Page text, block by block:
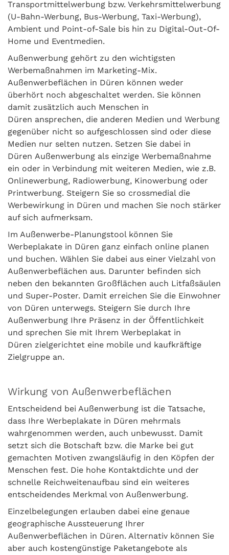
Transportmittelwerbung bzw. Verkehrsmittelwerbung
(U-Bahn-Werbung, Bus-Werbung, Taxi-Werbung),
Ambient und Point-of-Sale bis hin zu Digital-Out-Of-
Home und Eventmedien.
Außenwerbung gehört zu den wichtigsten
Werbemaßnahmen im Marketing-Mix.
Außenwerbeflächen in Düren können weder
überhört noch abgeschaltet werden. Sie können
damit zusätzlich auch Menschen in
Düren ansprechen, die anderen Medien und Werbung
gegenüber nicht so aufgeschlossen sind oder diese
Medien nur selten nutzen. Setzen Sie dabei in
Düren Außenwerbung als einzige Werbemaßnahme
ein oder in Verbindung mit weiteren Medien, wie z.B.
Onlinewerbung, Radiowerbung, Kinowerbung oder
Printwerbung. Steigern Sie so crossmedial die
Werbewirkung in Düren und machen Sie noch stärker
auf sich aufmerksam.
Im Außenwerbe-Planungstool können Sie
Werbeplakate in Düren ganz einfach online planen
und buchen. Wählen Sie dabei aus einer Vielzahl von
Außenwerbeflächen aus. Darunter befinden sich
neben den bekannten Großflächen auch Litfaßsäulen
und Super-Poster. Damit erreichen Sie die Einwohner
von Düren unterwegs. Steigern Sie durch Ihre
Außenwerbung Ihre Präsenz in der Öffentlichkeit
und sprechen Sie mit Ihrem Werbeplakat in
Düren zielgerichtet eine mobile und kaufkräftige
Zielgruppe an.
Wirkung von Außenwerbeflächen
Entscheidend bei Außenwerbung ist die Tatsache,
dass Ihre Werbeplakate in Düren mehrmals
wahrgenommen werden, auch unbewusst. Damit
setzt sich die Botschaft bzw. die Marke bei gut
gemachten Motiven zwangsläufig in den Köpfen der
Menschen fest. Die hohe Kontaktdichte und der
schnelle Reichweitenaufbau sind ein weiteres
entscheidendes Merkmal von Außenwerbung.
Einzelbelegungen erlauben dabei eine genaue
geographische Aussteuerung Ihrer
Außenwerbeflächen in Düren. Alternativ können Sie
aber auch kostengünstige Paketangebote als